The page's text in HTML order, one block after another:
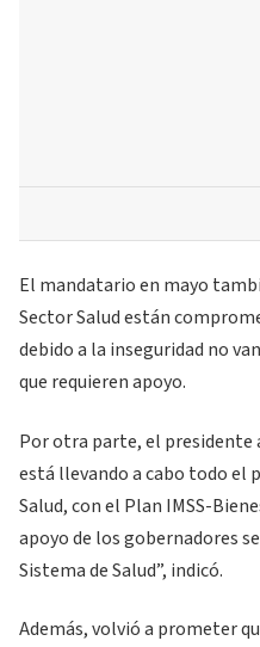
El mandatario en mayo
Sector Salud están
debido a la inseguridad no
que requieren apoyo.
Por otra parte, el presidente
está llevando a cabo todo el
Salud, con el Plan IMSS-
apoyo de los gobernadores
Sistema de Salud”, indicó.
Además, volvió a prometer